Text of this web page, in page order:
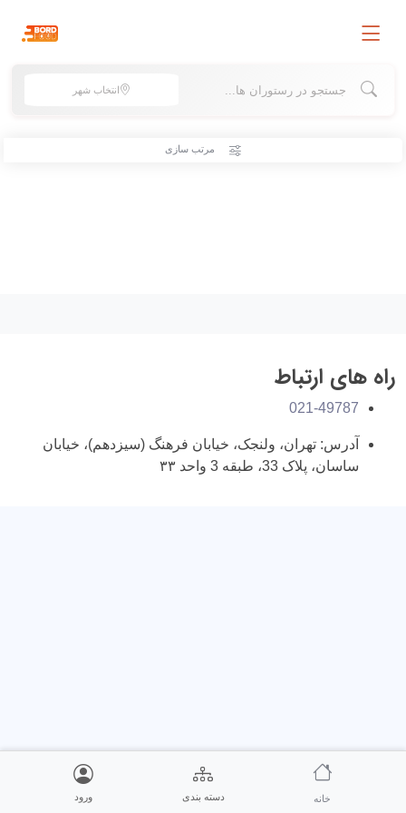
انتخاب شهر
مرتب سازی
راه های ارتباط
021-49787
آدرس: تهران، ولنجک، خیابان فرهنگ (سیزدهم)، خیابان
ساسان، پلاک 33، طبقه 3 واحد ۳۳
خانه دسته بندی ورود